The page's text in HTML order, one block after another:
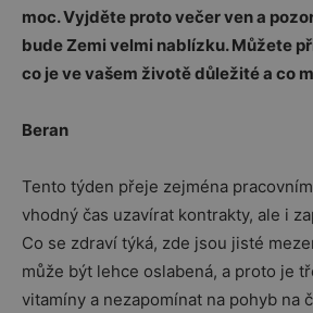
moc. Vyjděte proto večer ven a
bude Zemi velmi nablízku. Můžete
co je ve vašem životě důležité a co
Beran
Tento týden přeje zejména
vhodný čas uzavírat kontrakty, ale i
Co se zdraví týká, zde jsou jisté
může být lehce oslabená, a proto je
vitamíny a nezapomínat na pohyb na